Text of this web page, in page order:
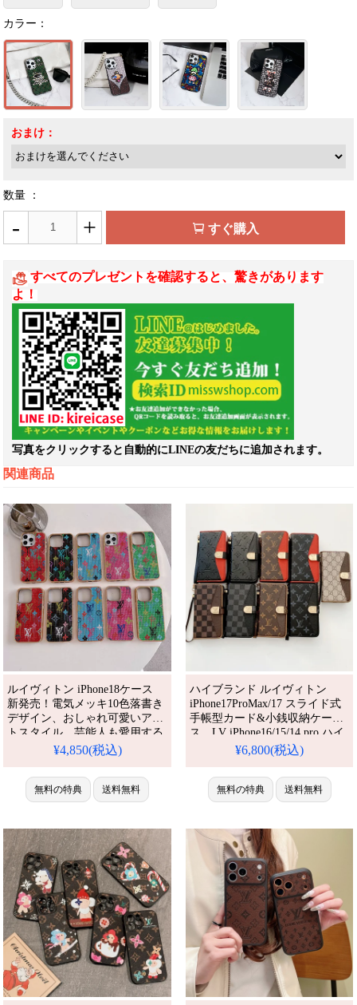
カラー：
おまけ：
数量 ：
- + すぐ購入
すべてのプレゼントを確認すると、驚きがあります
よ！
写真をクリックすると自動的にLINEの友だちに追加されます。
関連商品
ルイヴィトン iPhone18ケース
新発売！電気メッキ10色落書き
デザイン、おしゃれ可愛いアー
トスタイル。芸能人も愛用する
人気ブランド、耐衝撃＆防水の
落書きが流行り、格安で手に入
り、iPhone17pro/16promaxケー
スとしても使える優れもの！
¥4,850(税込)
無料の特典 送料無料
ハイブランド ルイヴィトン
iPhone17ProMax/17 スライド式
手帳型カード&小銭収納ケー
ス。LV iPhone16/15/14 pro ハイ
ブランド全機種対応手帳ケー
純正レザービジネス風ケース。
かわいい・安い・人気。耐衝
撃・防水・多機能iPhoneケー
iPhone16pro/15promaxケース対
¥6,800(税込)
無料の特典 送料無料